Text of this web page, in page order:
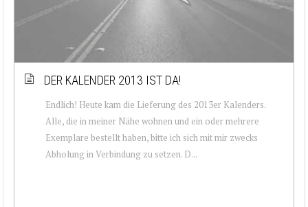
DER KALENDER 2013 IST DA!
Endlich! Heute kam die Lieferung des 2013er Kalenders.
Alle, die in meiner Nähe wohnen und ein oder mehrere
Exemplare bestellt haben, bitte ich sich mit mir zwecks
Abholung in Verbindung zu setzen. D...